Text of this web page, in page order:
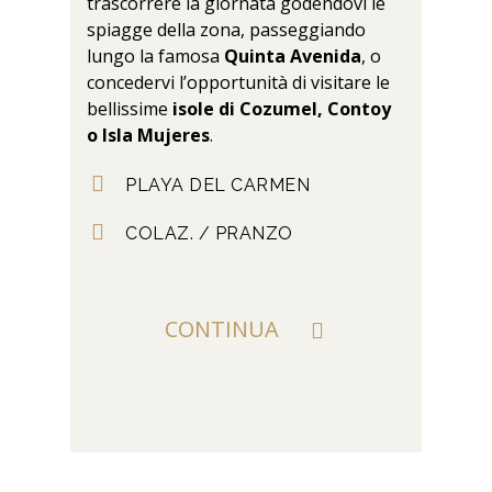
spiagge della zona, passeggiando
lungo la famosa Quinta Avenida, o
concedervi l’opportunità di visitare le
bellissime isole di Cozumel, Contoy
o Isla Mujeres.
PLAYA DEL CARMEN
COLAZ. / PRANZO
CONTINUA